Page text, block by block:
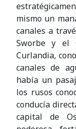
mismo un
canales a
Sworbe y el
Curlandia,
canales de
había un
los rusos
conducía
capital de